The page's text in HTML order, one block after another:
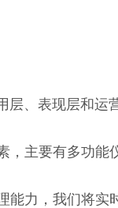
、表现层和运
主要有多功能
力，我们将实